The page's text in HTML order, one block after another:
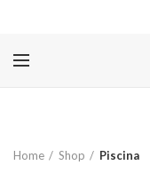
Home Shop Piscina